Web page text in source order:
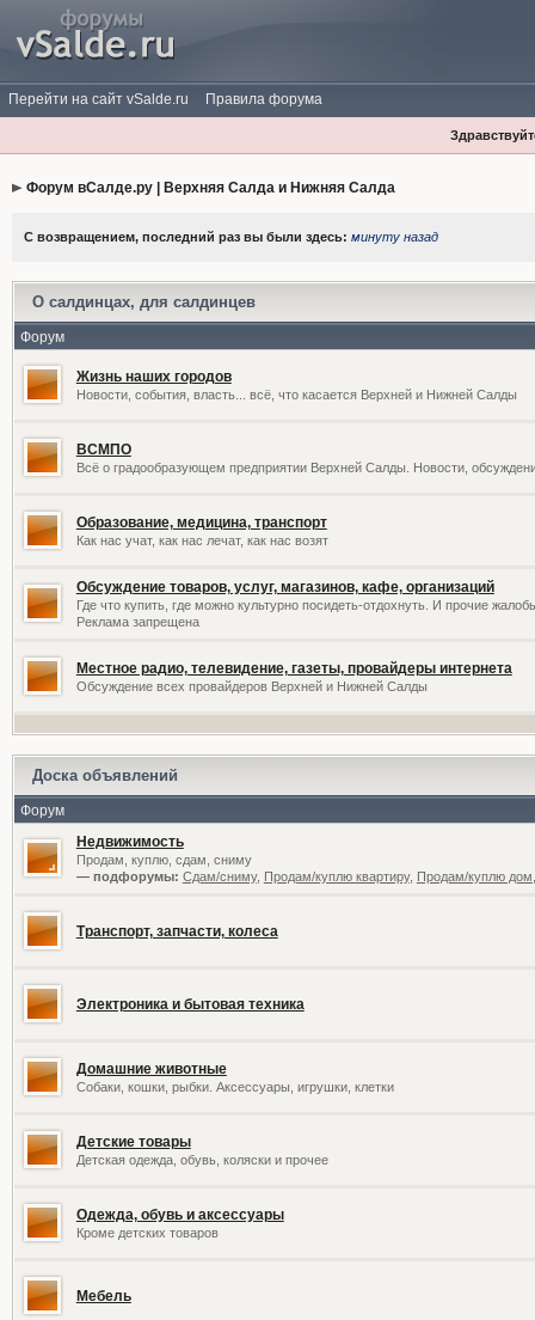
Перейти на сайт vSalde.ru Правила форума
Форум вСалде.ру | Верхняя Салда и Нижняя Салда
С возвращением, последний раз вы были здесь: минуту назад
О салдинцах, для салдинцев
Форум
Жизнь наших городов
Новости, события, власть... всё, что касается Верхней и Нижней Салды
ВСМПО
Всё о градообразующем предприятии Верхней Салды. Новости,
Образование, медицина, транспорт
Как нас учат, как нас лечат, как нас возят
Обсуждение товаров, услуг, магазинов, кафе, организаций
Где что купить, где можно культурно посидеть-отдохнуть. И прочие
Реклама запрещена
Местное радио, телевидение, газеты, провайдеры интернета
Обсуждение всех провайдеров Верхней и Нижней Салды
Доска объявлений
Форум
Недвижимость
Продам, куплю, сдам, сниму
— подфорумы: Сдам/сниму, Продам/куплю квартиру, Продам/куплю
Транспорт, запчасти, колеса
Электроника и бытовая техника
Домашние животные
Собаки, кошки, рыбки. Аксессуары, игрушки, клетки
Детские товары
Детская одежда, обувь, коляски и прочее
Одежда, обувь и аксессуары
Кроме детских товаров
Мебель